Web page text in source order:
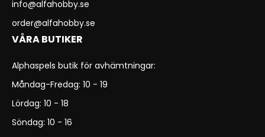
info@alfahobby.se
order@alfahobby.se
VÅRA BUTIKER
Alphaspels butik för avhämtningar:
Måndag-Fredag: 10 - 19
Lördag: 10 - 18
Söndag: 10 - 16